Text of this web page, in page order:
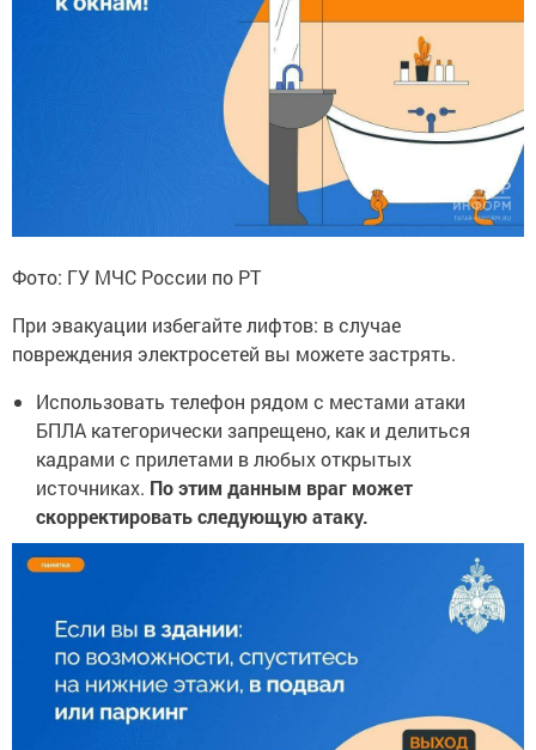
Фото: ГУ МЧС России по РТ
При эвакуации избегайте лифтов: в случае
повреждения электросетей вы можете застрять.
Использовать телефон рядом с местами атаки
БПЛА категорически запрещено, как и делиться
кадрами с прилетами в любых открытых
источниках. По этим данным враг может
скорректировать следующую атаку.